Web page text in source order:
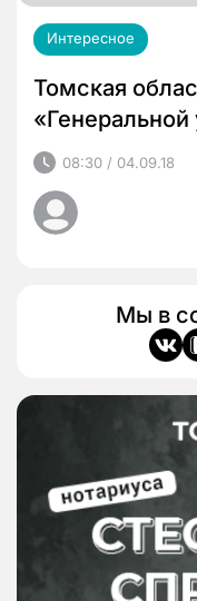
Интересное
Томская
08:30 / 04.09.18
Мы в